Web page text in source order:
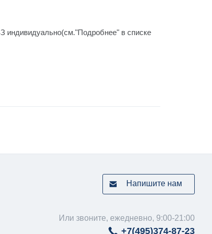
индивидуально(см."Подробнее" в списке
Напишите нам
Или звоните, ежедневно, 9:00-21:00
+7(495)374-87-23